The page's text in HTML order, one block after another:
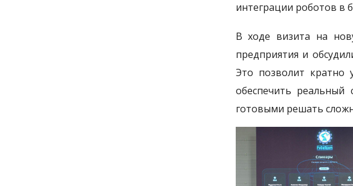
интеграции роботов в
В ходе визита на
предприятия и
Это позволит кратно
обеспечить реальный
готовыми решать